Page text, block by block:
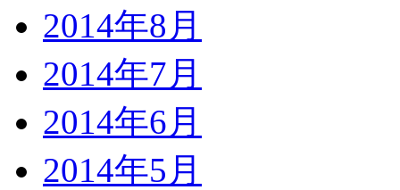
2014年8月
2014年7月
2014年6月
2014年5月